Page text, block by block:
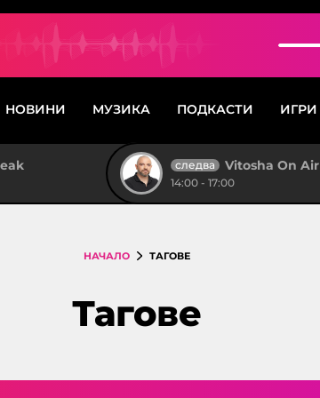
НОВИНИ МУЗИКА ПОДКАСТИ ИГРИ
следва Vitosha On Air
14:00 - 17:00
НАЧАЛО ТАГОВЕ
Тагове